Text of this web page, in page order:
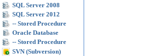
SQL Server 2008
SQL Server 2012
-- Stored Procedure
Oracle Database
-- Stored Procedure
SVN (Subversion)